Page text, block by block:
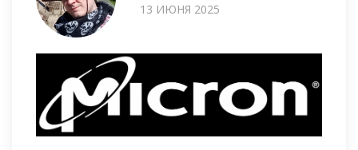
13 ИЮНЯ 2025